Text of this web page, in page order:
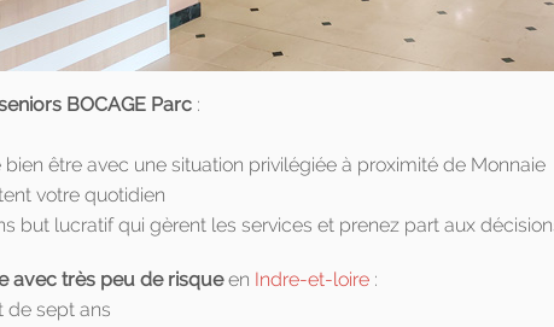
BOCAGE Parc :
être avec une situation privilégiée à proximité de Monnaie
votre quotidien
but lucratif qui gèrent les services et prenez part aux
avec très peu de risqueen Indre-et-loire :
de sept ans